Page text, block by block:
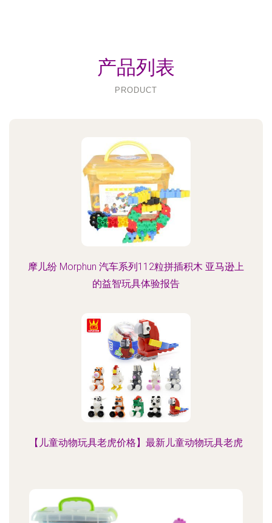
产品列表
PRODUCT
摩儿纷 Morphun 汽车系列112粒拼插积木 亚马逊上
的益智玩具体验报告
【儿童动物玩具老虎价格】最新儿童动物玩具老虎